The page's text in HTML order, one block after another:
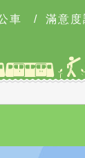
車 / 滿意度